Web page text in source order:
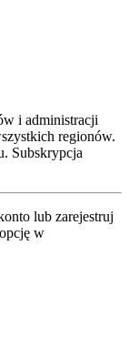
i administracji
regionów.
Subskrypcja
lub zarejestruj
w